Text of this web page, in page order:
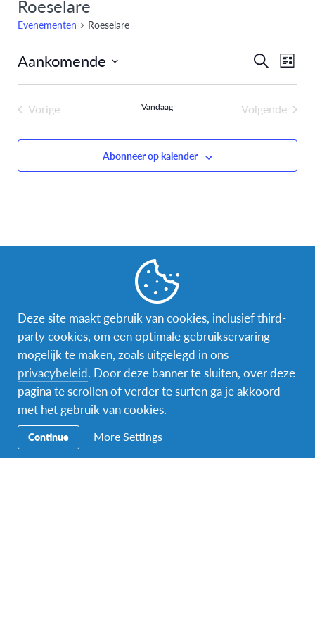
Roeselare
Evenementen Roeselare
Zoeken
en
Zoeken
Lijst
Aankomende
Selecteer
datum.
Vorige
Vandaag
Volgende
Abonneer op kalender
FacebookInstagramMessenger
Secundaire
Navigatie
Naar het buitenland
Word gastgezin
Deze site maakt gebruik van cookies, inclusief third-
party cookies, om een optimale gebruikservaring
mogelijk te maken, zoals uitgelegd in ons
privacybeleid. Door deze banner te sluiten, over deze
pagina te scrollen of verder te surfen ga je akkoord
met het gebruik van cookies.
Continue More Settings